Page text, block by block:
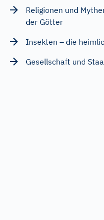
Religionen und
der Götter
Insekten – die
Gesellschaft und